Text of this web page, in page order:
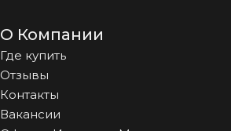
О Компании
Где купить
Отзывы
Контакты
Вакансии